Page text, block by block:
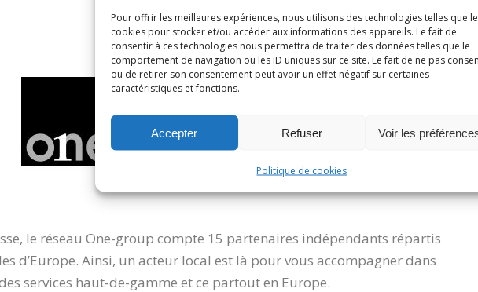
Pour offrir les meilleures expériences, nous utilisons des technologies telles que
cookies pour stocker et/ou accéder aux informations des appareils. Le fait de
consentir à ces technologies nous permettra de traiter des données telles que le
comportement de navigation ou les ID uniques sur ce site. Le fait de ne pas
ou de retirer son consentement peut avoir un effet négatif sur certaines
caractéristiques et fonctions.
Accepter Refuser Voir les
Politique de cookies
le réseau One-group compte 15 partenaires indépendants répartis
d’Europe. Ainsi, un acteur local est là pour vous accompagner dans
services haut-de-gamme et ce partout en Europe.